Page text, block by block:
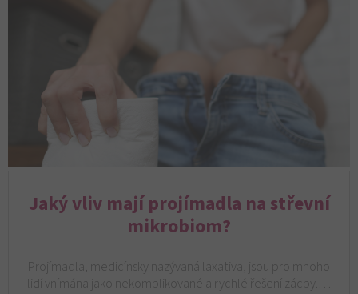
Jaký vliv mají projímadla na střevní
mikrobiom?
Projímadla, medicínsky nazývaná laxativa, jsou pro mnoho
lidí vnímána jako nekomplikované a rychlé řešení zácpy.…